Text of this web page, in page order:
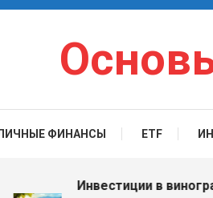
ФИНАНСЫ ETF
Инвестиции в